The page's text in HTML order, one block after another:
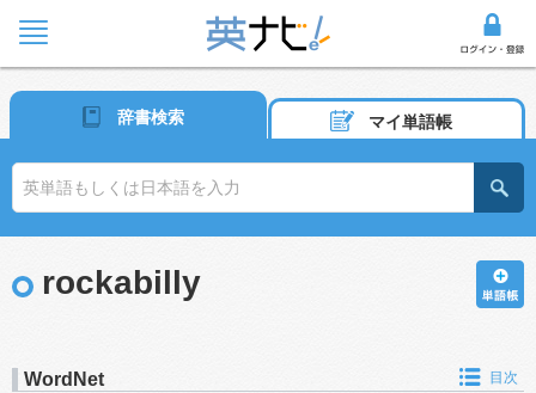
辞書検索 マイ単語帳
rockabilly
WordNet 目次